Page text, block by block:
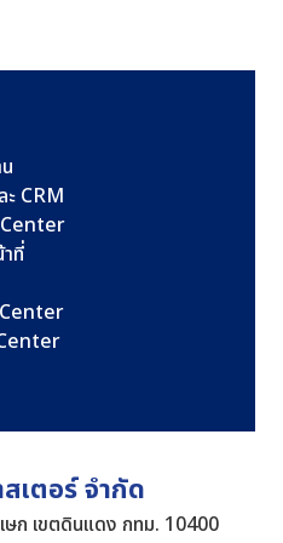
CRM
Center
ที่
Center
เตอร์ จำกัด
ก เขตดินแดง กทม. 10400